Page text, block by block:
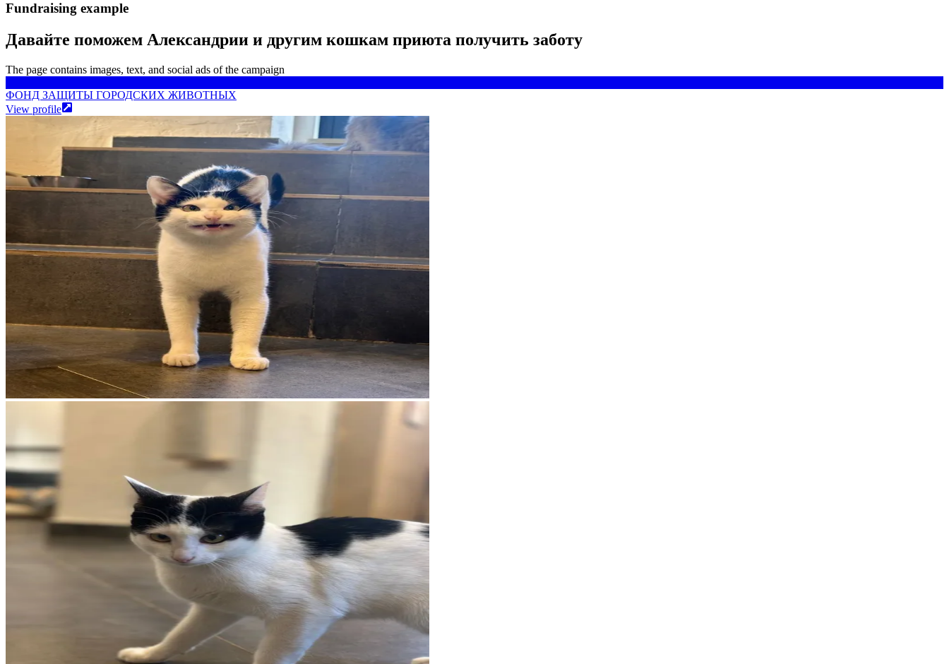
Fundraising example
Давайте поможем Александрии и другим кошкам приюта получить заботу
The page contains images, text, and social ads of the campaign
ФОНД ЗАЩИТЫ ГОРОДСКИХ ЖИВОТНЫХ
View profile